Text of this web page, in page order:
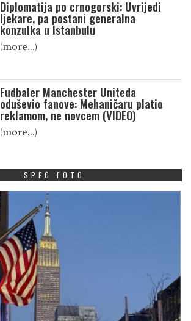
Diplomatija po crnogorski: Uvrijedi
ljekare, pa postani generalna
konzulka u Istanbulu
(more…)
Fudbaler Manchester Uniteda
oduševio fanove: Mehaničaru platio
reklamom, ne novcem (VIDEO)
(more…)
SPEC FOTO